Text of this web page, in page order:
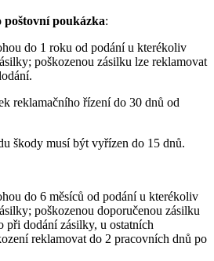
poukázka:
do 1 roku od podání u kterékoliv
poškozenou zásilku lze reklamovat
reklamačního řízení do 30 dnů od
škody musí být vyřízen do 15 dnů.
do 6 měsíců od podání u kterékoliv
poškozenou doporučenou zásilku
při dodání zásilky, u ostatních
reklamovat do 2 pracovních dnů po